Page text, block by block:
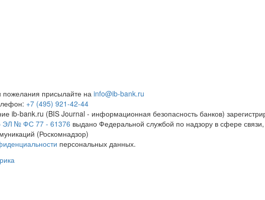
пожелания присылайте на info@ib-bank.ru
+7 (495) 921-42-44
ib-bank.ru (BIS Journal - информационная безопасность банков)
ЭЛ № ФС 77 - 61376 выдано Федеральной службой по надзору в сфере
(Роскомнадзор)
персональных данных.